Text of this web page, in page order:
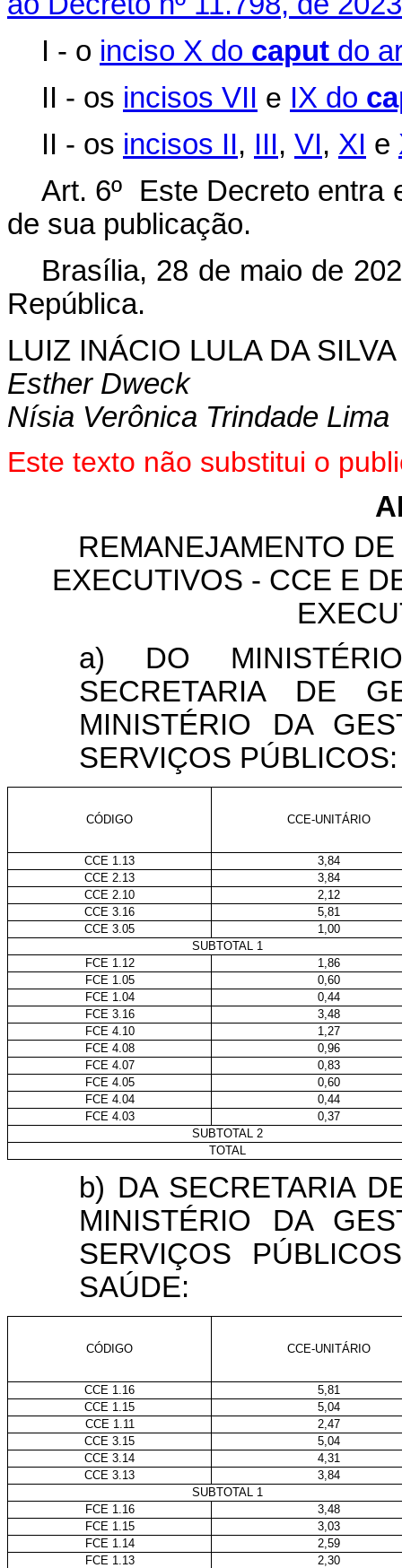
I - o inciso X do caput do
II - os incisos VII e IX do
II - os incisos II, III, VI, XI e
Art. 6º Este Decreto entra
de sua publicação.
Brasília, 28 de maio de
República.
LUIZ INÁCIO LULA DA SILVA
Esther Dweck
Nísia Verônica Trindade Lima
Este texto não substitui o
REMANEJAMENTO
EXECUTIVOS - CCE E
a) DO
SECRETARIA DE
MINISTÉRIO DA
SERVIÇOS PÚBLICOS:
CÓDIGO CCE-UNITÁRIO
CCE 1.13
3,84
CCE 2.13
3,84
CCE 2.10
2,12
CCE 3.16
5,81
CCE 3.05
1,00
SUBTOTAL 1
FCE 1.12
1,86
FCE 1.05
0,60
FCE 1.04
0,44
FCE 3.16
3,48
FCE 4.10
1,27
FCE 4.08
0,96
FCE 4.07
0,83
FCE 4.05
0,60
FCE 4.04
0,44
FCE 4.03
0,37
SUBTOTAL 2
TOTAL
b) DA SECRETARIA
MINISTÉRIO DA
SERVIÇOS
SAÚDE:
CÓDIGO CCE-UNITÁRIO
CCE 1.16
5,81
CCE 1.15
5,04
CCE 1.11
2,47
CCE 3.15
5,04
CCE 3.14
4,31
CCE 3.13
3,84
SUBTOTAL 1
FCE 1.16
3,48
FCE 1.15
3,03
FCE 1.14
2,59
FCE 1.13
2,30